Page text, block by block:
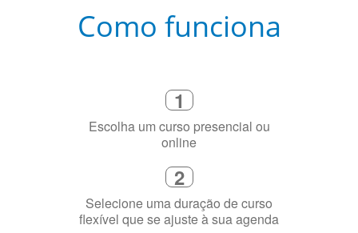
Como funciona
1
Escolha um curso presencial ou
online